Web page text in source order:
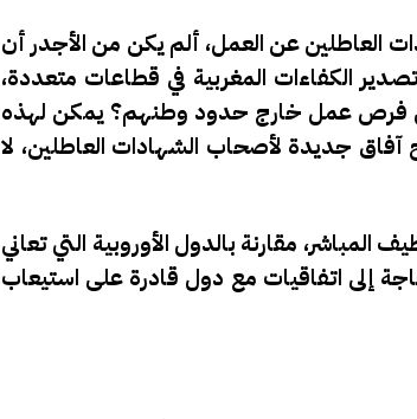
العاطلين عن العمل، ألم يكن من الأجدر أن
الكفاءات المغربية في قطاعات متعددة،
عن فرص عمل خارج حدود وطنهم؟ يمكن لهذه
آفاق جديدة لأصحاب الشهادات العاطلين، لا
مقارنة بالدول الأوروبية التي تعاني
إلى اتفاقيات مع دول قادرة على استيعاب